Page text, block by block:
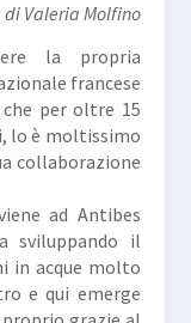
di Valeria Molfino
la propria
francese
per oltre 15
lo è moltissimo
collaborazione
ad Antibes
sviluppando il
in acque molto
e qui emerge